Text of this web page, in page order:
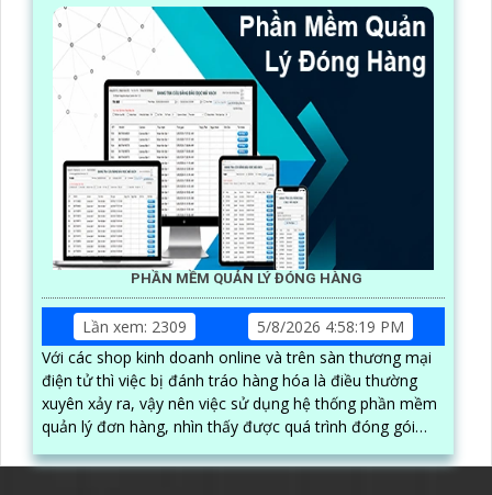
PHẦN MỀM QUẢN LÝ ĐÓNG HÀNG
Lần xem: 2309
5/8/2026 4:58:19 PM
Với các shop kinh doanh online và trên sàn thương mại
điện tử thì việc bị đánh tráo hàng hóa là điều thường
xuyên xảy ra, vậy nên việc sử dụng hệ thống phần mềm
quản lý đơn hàng, nhìn thấy được quá trình đóng gói
được ghi lại một cách dễ dàng